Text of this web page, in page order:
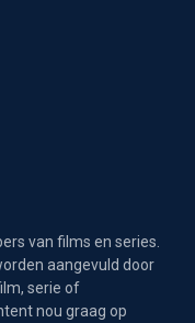
van films en series.
aangevuld door
serie of
nou graag op